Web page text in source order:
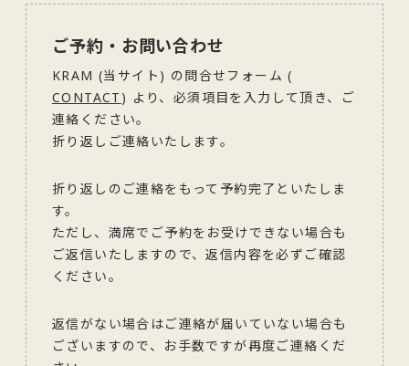
ご予約・お問い合わせ
KRAM (当サイト) の問合せフォーム (
CONTACT ) より、必須項目を入力して頂き、ご
連絡ください。
折り返しご連絡いたします。
折り返しのご連絡をもって予約完了といたしま
す。
ただし、満席でご予約をお受けできない場合も
ご返信いたしますので、返信内容を必ずご確認
ください。
返信がない場合はご連絡が届いていない場合も
ございますので、お手数ですが再度ご連絡くだ